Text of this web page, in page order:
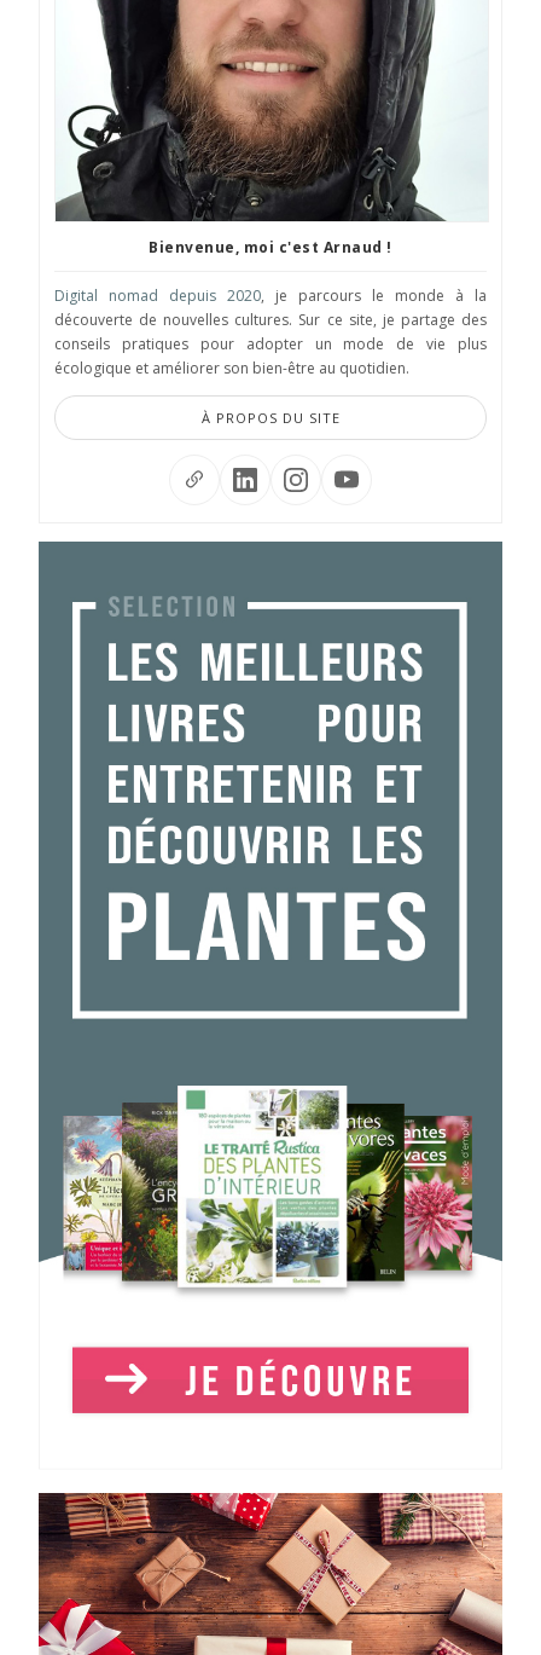
Bienvenue, moi c'est Arnaud !
Digital nomad depuis 2020, je parcours le monde à la
découverte de nouvelles cultures. Sur ce site, je partage des
conseils pratiques pour adopter un mode de vie plus
écologique et améliorer son bien-être au quotidien.
À PROPOS DU SITE